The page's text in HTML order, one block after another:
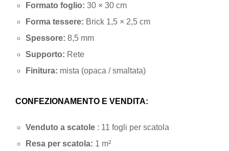
Formato foglio: 30 × 30 cm
Forma tessere: Brick 1,5 × 2,5 cm
Spessore: 8,5 mm
Supporto: Rete
Finitura: mista (opaca / smaltata)
CONFEZIONAMENTO E VENDITA:
Venduto a scatole : 11 fogli per scatola
Resa per scatola: 1 m²